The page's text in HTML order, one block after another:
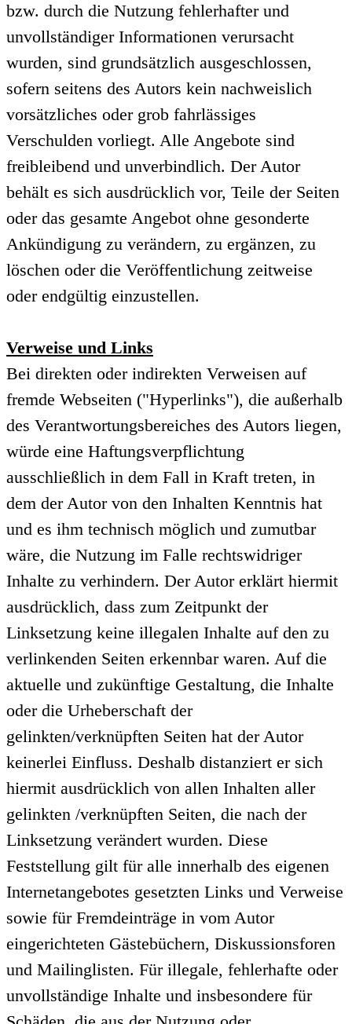
bzw. durch die Nutzung fehlerhafter und
unvollständiger Informationen verursacht
wurden, sind grundsätzlich ausgeschlossen,
sofern seitens des Autors kein nachweislich
vorsätzliches oder grob fahrlässiges
Verschulden vorliegt. Alle Angebote sind
freibleibend und unverbindlich. Der Autor
behält es sich ausdrücklich vor, Teile der Seiten
oder das gesamte Angebot ohne gesonderte
Ankündigung zu verändern, zu ergänzen, zu
löschen oder die Veröffentlichung zeitweise
oder endgültig einzustellen.
Verweise und Links
Bei direkten oder indirekten Verweisen auf
fremde Webseiten ("Hyperlinks"), die außerhalb
des Verantwortungsbereiches des Autors liegen,
würde eine Haftungsverpflichtung
ausschließlich in dem Fall in Kraft treten, in
dem der Autor von den Inhalten Kenntnis hat
und es ihm technisch möglich und zumutbar
wäre, die Nutzung im Falle rechtswidriger
Inhalte zu verhindern. Der Autor erklärt hiermit
ausdrücklich, dass zum Zeitpunkt der
Linksetzung keine illegalen Inhalte auf den zu
verlinkenden Seiten erkennbar waren. Auf die
aktuelle und zukünftige Gestaltung, die Inhalte
oder die Urheberschaft der
gelinkten/verknüpften Seiten hat der Autor
keinerlei Einfluss. Deshalb distanziert er sich
hiermit ausdrücklich von allen Inhalten aller
gelinkten /verknüpften Seiten, die nach der
Linksetzung verändert wurden. Diese
Feststellung gilt für alle innerhalb des eigenen
Internetangebotes gesetzten Links und Verweise
sowie für Fremdeinträge in vom Autor
eingerichteten Gästebüchern, Diskussionsforen
und Mailinglisten. Für illegale, fehlerhafte oder
unvollständige Inhalte und insbesondere für